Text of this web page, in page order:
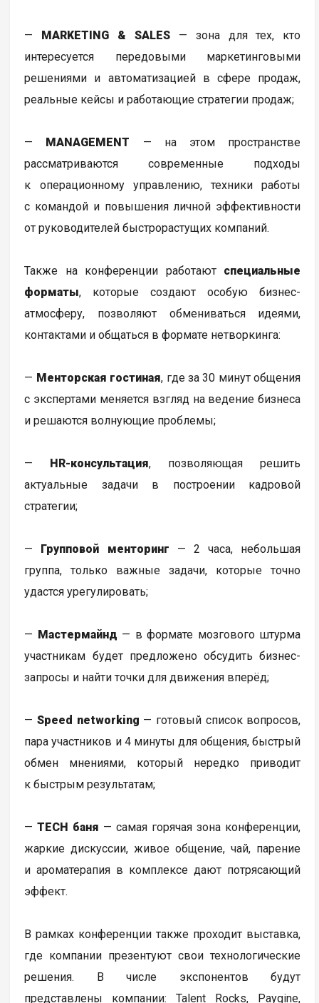
— MARKETING & SALES— зона для тех, кто
интересуется передовыми маркетинговыми
решениями и автоматизацией в сфере продаж,
реальные кейсы и работающие стратегии продаж;
— MANAGEMENT — на этом пространстве
рассматриваются современные подходы
к операционному управлению, техники работы
с командой и повышения личной эффективности
от руководителей быстрорастущих компаний.
Также на конференции работают специальные
форматы, которые создают особую бизнес-
атмосферу, позволяют обмениваться идеями,
контактами и общаться в формате нетворкинга:
— Менторская гостиная, где за 30 минут общения
с экспертами меняется взгляд на ведение бизнеса
и решаются волнующие проблемы;
— HR-консультация, позволяющая решить
актуальные задачи в построении кадровой
стратегии;
— Групповой менторинг — 2 часа, небольшая
группа, только важные задачи, которые точно
удастся урегулировать;
— Мастермайнд — в формате мозгового штурма
участникам будет предложено обсудить бизнес-
запросы и найти точки для движения вперёд;
— Speed networking — готовый список вопросов,
пара участников и 4 минуты для общения, быстрый
обмен мнениями, который нередко приводит
к быстрым результатам;
—TECH баня — самая горячая зона конференции,
жаркие дискуссии, живое общение, чай, парение
и ароматерапия в комплексе дают потрясающий
эффект.
В рамках конференции также проходит выставка,
где компании презентуют свои технологические
решения. В числе экспонентов будут
представлены компании: Talent Rocks, Paygine,